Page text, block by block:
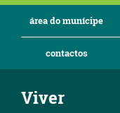
área do munícipe
contactos
Viver